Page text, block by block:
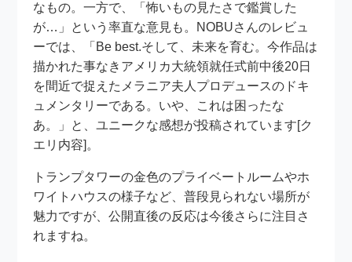
なもの。一方で、「怖いもの見たさで鑑賞した
が…」という率直な意見も。NOBUさんのレビュ
ーでは、「Be best.そして、未来を育む。今作品は
描かれた事なきアメリカ大統領就任式前中後20日
を間近で捉えたメラニア夫人プロデュースのドキ
ュメンタリーである。いや、これは困ったな
あ。」と、ユニークな感想が投稿されています[ク
エリ内容]。
トランプタワーの金色のプライベートルームやホ
ワイトハウスの様子など、普段見られない場所が
魅力ですが、公開直後の反応は今後さらに注目さ
れますね。